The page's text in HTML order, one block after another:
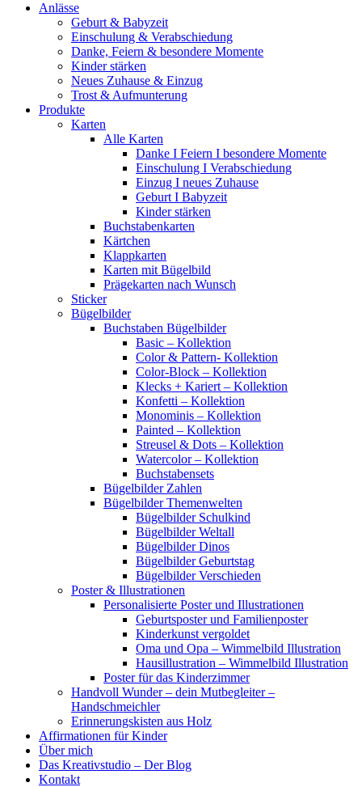
Anlässe
Geburt & Babyzeit
Einschulung & Verabschiedung
Danke, Feiern & besondere Momente
Kinder stärken
Neues Zuhause & Einzug
Trost & Aufmunterung
Produkte
Karten
Alle Karten
Danke I Feiern I besondere Momente
Einschulung I Verabschiedung
Einzug I neues Zuhause
Geburt I Babyzeit
Kinder stärken
Buchstabenkarten
Kärtchen
Klappkarten
Karten mit Bügelbild
Prägekarten nach Wunsch
Sticker
Bügelbilder
Buchstaben Bügelbilder
Basic – Kollektion
Color & Pattern- Kollektion
Color-Block – Kollektion
Klecks + Kariert – Kollektion
Konfetti – Kollektion
Monominis – Kollektion
Painted – Kollektion
Streusel & Dots – Kollektion
Watercolor – Kollektion
Buchstabensets
Bügelbilder Zahlen
Bügelbilder Themenwelten
Bügelbilder Schulkind
Bügelbilder Weltall
Bügelbilder Dinos
Bügelbilder Geburtstag
Bügelbilder Verschieden
Poster & Illustrationen
Personalisierte Poster und Illustrationen
Geburtsposter und Familienposter
Kinderkunst vergoldet
Oma und Opa – Wimmelbild Illustration
Hausillustration – Wimmelbild Illustration
Poster für das Kinderzimmer
Handvoll Wunder – dein Mutbegleiter –
Handschmeichler
Erinnerungskisten aus Holz
Affirmationen für Kinder
Über mich
Das Kreativstudio – Der Blog
Kontakt